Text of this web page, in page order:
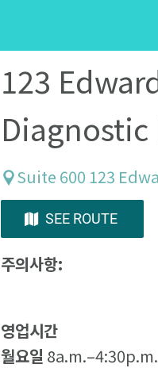
123
Suite 600 123
SEE ROUTE
주의사항:
영업시간
월요일 8a.m.–4:30p.m.